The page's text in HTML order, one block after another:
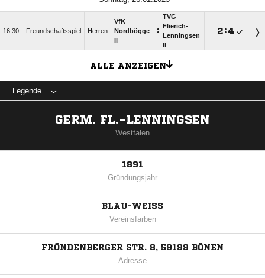
16:30 Freundschaftsspiel Herren
VfK
Nordbögge
:
TVG
Flierich-
Lenningsen
:
ALLE ANZEIGEN
Legende
GERM. FL.-LENNINGSEN
Westfalen
1891
Gründungsjahr
BLAU-WEISS
Vereinsfarben
FRÖNDENBERGER STR. 8, 59199 BÖNEN
Adresse